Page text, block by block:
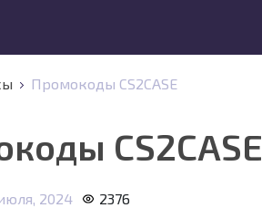
Промокоды CS2CASE
CS2CASE
2024 2376